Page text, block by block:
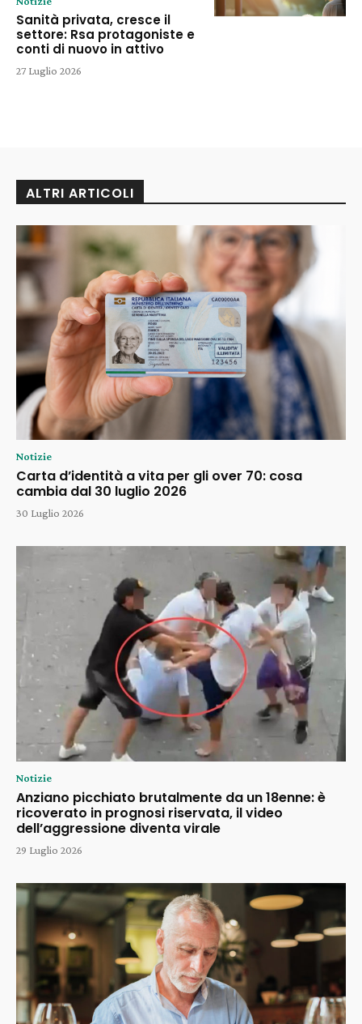
Sanità privata, cresce il
settore: Rsa protagoniste e
conti di nuovo in attivo
27 Luglio 2026
ALTRI ARTICOLI
Notizie
Carta d’identità a vita per gli over 70: cosa
cambia dal 30 luglio 2026
30 Luglio 2026
Notizie
Anziano picchiato brutalmente da un 18enne: è
ricoverato in prognosi riservata, il video
dell’aggressione diventa virale
29 Luglio 2026